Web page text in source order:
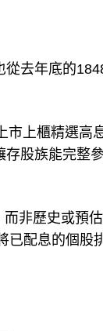
股族能完整
配息的個股